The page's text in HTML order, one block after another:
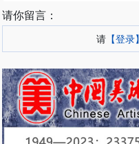
请你留言：
请 【登录】